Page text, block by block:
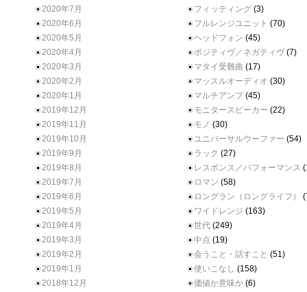
2020年7月
2020年6月
2020年5月
2020年4月
2020年3月
2020年2月
2020年1月
2019年12月
2019年11月
2019年10月
2019年9月
2019年8月
2019年7月
2019年6月
2019年5月
2019年4月
2019年3月
2019年2月
2019年1月
2018年12月
フィッティング (3)
フルレンジユニット (70)
ヘッドフォン (45)
ポジティヴ／ネガティヴ(7)
マタイ受難曲 (17)
マッスルオーディオ (30)
マルチアンプ (45)
モニタースピーカー (22)
モノ (30)
ユニバーサルウーファー (54)
ラック (27)
レスポンス／パフォーマンス
ロマン (58)
ロングラン（ロングライフ）
ワイドレンジ (163)
世代 (249)
中点 (19)
会うこと・話すこと (51)
使いこなし (158)
価値か意味か (6)